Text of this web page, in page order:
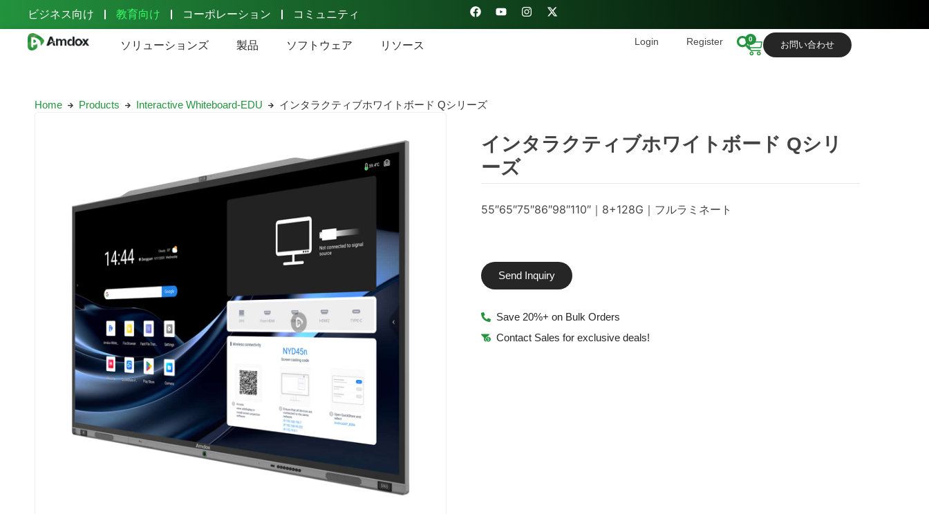
ビジネス向け 教育向け コーポレーション コミュニティ
ソリューションズ 製品 ソフトウェア リソース Login Register 0
お問い合わせ
Home Products Interactive Whiteboard-EDU インタラクティブホワイトボード Qシリーズ
インタラクティブホワイトボード Qシリ
ーズ
55″65″75″86″98″110″｜8+128G｜フルラミネート
Send Inquiry
Save 20%+ on Bulk Orders
Contact Sales for exclusive deals!